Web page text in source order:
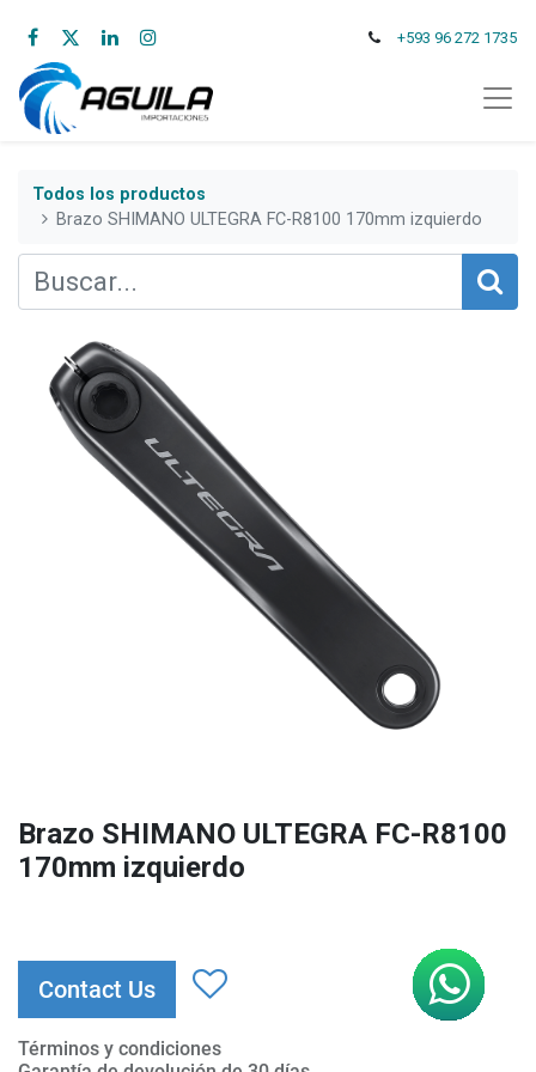
+593 96 272 1735
Todos los productos
Brazo SHIMANO ULTEGRA FC-R8100 170mm izquierdo
Brazo SHIMANO ULTEGRA FC-R8100
170mm izquierdo
Contact Us
Términos y condiciones